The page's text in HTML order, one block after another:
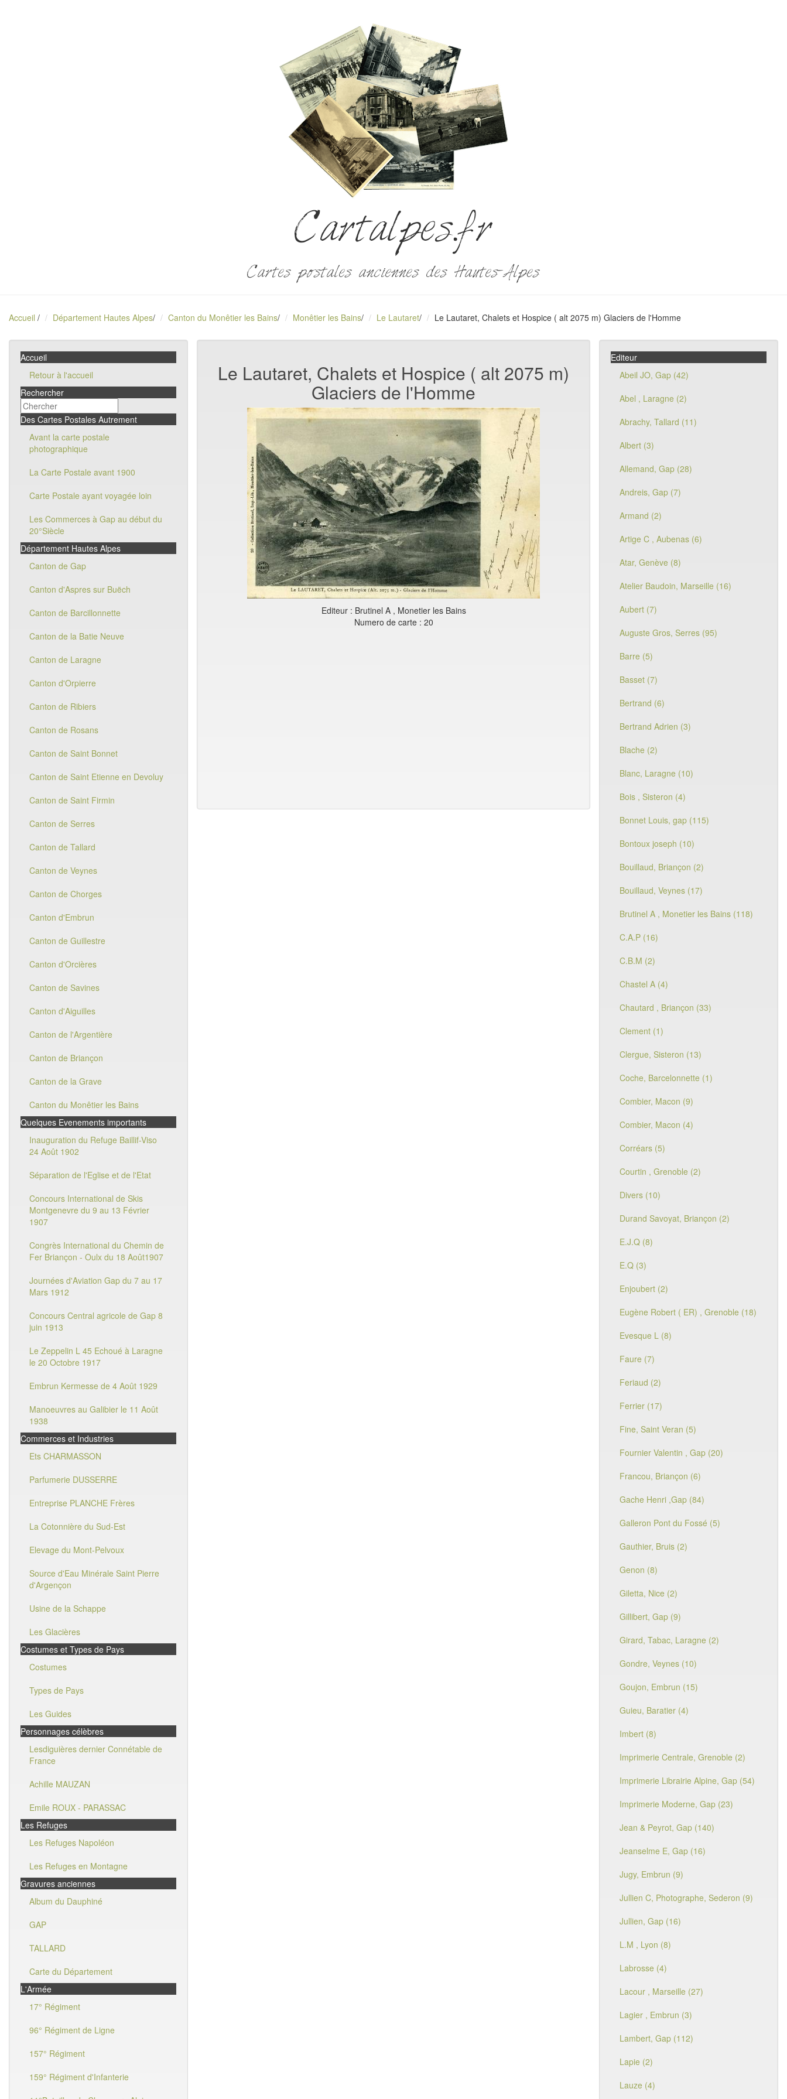
Cartalpes.fr
Cartes postales anciennes des Hautes-Alpes
Accueil / Département Hautes Alpes/ Canton du Monêtier les Bains/ Monêtier les Bains/ Le Lautaret/ Le Lautaret, Chalets et Hospice ( alt 2075 m) Glaciers de l'Homme
Accueil
Retour à l'accueil
Rechercher
Des Cartes Postales Autrement
Avant la carte postale
photographique
La Carte Postale avant 1900
Carte Postale ayant voyagée loin
Les Commerces à Gap au début du
20°Siècle
Département Hautes Alpes
Canton de Gap
Canton d'Aspres sur Buëch
Canton de Barcillonnette
Canton de la Batie Neuve
Canton de Laragne
Canton d'Orpierre
Canton de Ribiers
Canton de Rosans
Canton de Saint Bonnet
Canton de Saint Etienne en Devoluy
Canton de Saint Firmin
Canton de Serres
Canton de Tallard
Canton de Veynes
Canton de Chorges
Canton d'Embrun
Canton de Guillestre
Canton d'Orcières
Canton de Savines
Canton d'Aiguilles
Canton de l'Argentière
Canton de Briançon
Canton de la Grave
Canton du Monêtier les Bains
Quelques Evenements importants
Inauguration du Refuge Baillif-Viso
24 Août 1902
Séparation de l'Eglise et de l'Etat
Concours International de Skis
Montgenevre du 9 au 13 Février
1907
Congrès International du Chemin de
Fer Briançon - Oulx du 18 Août1907
Journées d'Aviation Gap du 7 au 17
Mars 1912
Concours Central agricole de Gap 8
juin 1913
Le Zeppelin L 45 Echoué à Laragne
le 20 Octobre 1917
Embrun Kermesse de 4 Août 1929
Manoeuvres au Galibier le 11 Août
1938
Commerces et Industries
Ets CHARMASSON
Parfumerie DUSSERRE
Entreprise PLANCHE Frères
La Cotonnière du Sud-Est
Elevage du Mont-Pelvoux
Source d'Eau Minérale Saint Pierre
d'Argençon
Usine de la Schappe
Les Glacières
Costumes et Types de Pays
Costumes
Types de Pays
Les Guides
Personnages célèbres
Lesdiguières dernier Connétable de
France
Achille MAUZAN
Emile ROUX - PARASSAC
Les Refuges
Les Refuges Napoléon
Les Refuges en Montagne
Gravures anciennes
Album du Dauphiné
GAP
TALLARD
Carte du Département
L'Armée
17° Régiment
96° Régiment de Ligne
157° Régiment
159° Régiment d'Infanterie
Le Lautaret, Chalets et Hospice ( alt 2075 m)
Glaciers de l'Homme
Editeur : Brutinel A , Monetier les Bains
Numero de carte : 20
Editeur
Abeil JO, Gap (42)
Abel , Laragne (2)
Abrachy, Tallard (11)
Albert (3)
Allemand, Gap (28)
Andreis, Gap (7)
Armand (2)
Artige C , Aubenas (6)
Atar, Genève (8)
Atelier Baudoin, Marseille (16)
Aubert (7)
Auguste Gros, Serres (95)
Barre (5)
Basset (7)
Bertrand (6)
Bertrand Adrien (3)
Blache (2)
Blanc, Laragne (10)
Bois , Sisteron (4)
Bonnet Louis, gap (115)
Bontoux joseph (10)
Bouillaud, Briançon (2)
Bouillaud, Veynes (17)
Brutinel A , Monetier les Bains (118)
C.A.P (16)
C.B.M (2)
Chastel A (4)
Chautard , Briançon (33)
Clement (1)
Clergue, Sisteron (13)
Coche, Barcelonnette (1)
Combier, Macon (9)
Combier, Macon (4)
Corréars (5)
Courtin , Grenoble (2)
Divers (10)
Durand Savoyat, Briançon (2)
E.J.Q (8)
E.Q (3)
Enjoubert (2)
Eugène Robert ( ER) , Grenoble (18)
Evesque L (8)
Faure (7)
Feriaud (2)
Ferrier (17)
Fine, Saint Veran (5)
Fournier Valentin , Gap (20)
Francou, Briançon (6)
Gache Henri ,Gap (84)
Galleron Pont du Fossé (5)
Gauthier, Bruis (2)
Genon (8)
Giletta, Nice (2)
Gillibert, Gap (9)
Girard, Tabac, Laragne (2)
Gondre, Veynes (10)
Goujon, Embrun (15)
Guieu, Baratier (4)
Imbert (8)
Imprimerie Centrale, Grenoble (2)
Imprimerie Librairie Alpine, Gap (54)
Imprimerie Moderne, Gap (23)
Jean & Peyrot, Gap (140)
Jeanselme E, Gap (16)
Jugy, Embrun (9)
Jullien C, Photographe, Sederon (9)
Jullien, Gap (16)
L.M , Lyon (8)
Labrosse (4)
Lacour , Marseille (27)
Lagier , Embrun (3)
Lambert, Gap (112)
Lapie (2)
Lauze (4)